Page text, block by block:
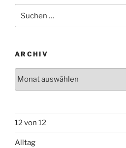
nach:
ARCHIV
12 von 12
Alltag